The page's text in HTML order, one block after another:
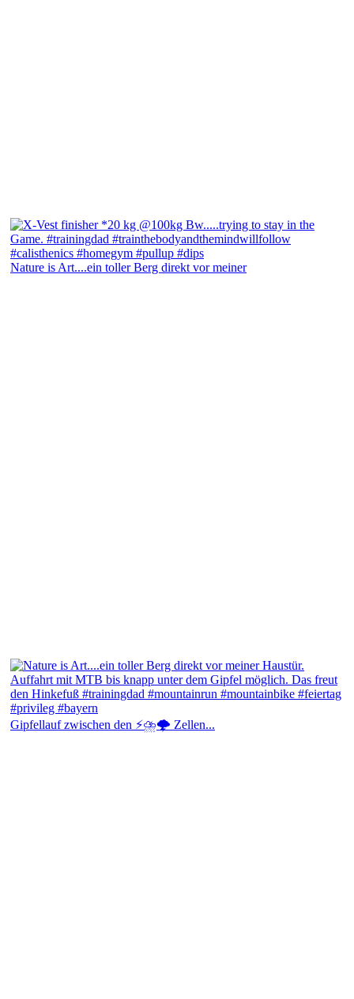
Nature is Art....ein toller Berg direkt vor meiner
Gipfellauf zwischen den ⚡⛈️🌩️ Zellen...